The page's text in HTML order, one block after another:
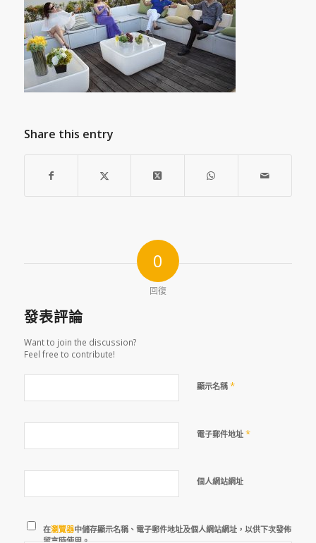
Share this entry
0
回復
發表評論
Want to join the discussion?
Feel free to contribute!
顯示名稱 *
電子郵件地址 *
個人網站網址
在瀏覽器中儲存顯示名稱、電子郵件地址及個人網站網址，以供下次發佈
留言時使用。